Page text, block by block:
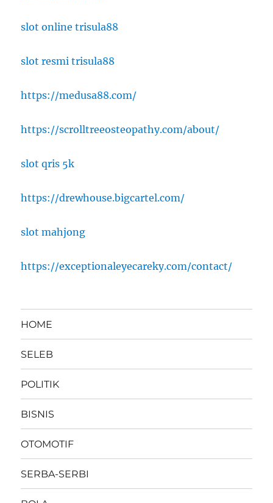
slot online trisula88
slot resmi trisula88
https://medusa88.com/
https://scrolltreeosteopathy.com/about/
slot qris 5k
https://drewhouse.bigcartel.com/
slot mahjong
https://exceptionaleyecareky.com/contact/
HOME
SELEB
POLITIK
BISNIS
OTOMOTIF
SERBA-SERBI